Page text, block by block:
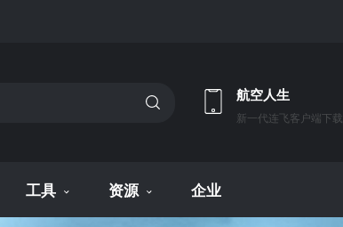
航空人生
新一代连飞客户端下载
工具 资源 企业